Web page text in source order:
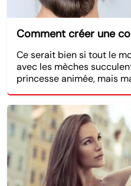
Comment créer une
Ce serait bien si tout le
avec les mèches
princesse animée, mais